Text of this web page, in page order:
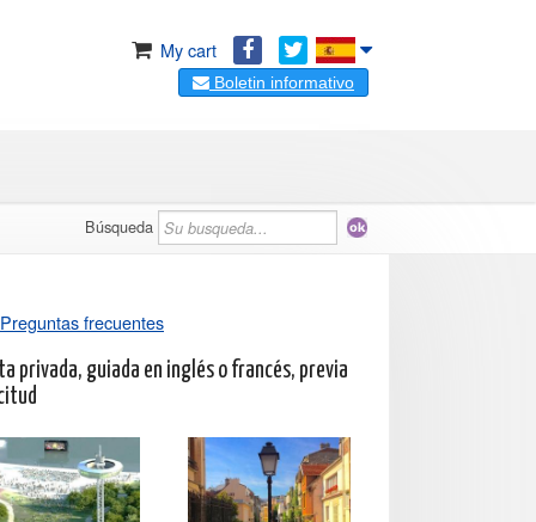
My cart
Boletin informativo
Búsqueda
Preguntas frecuentes
privada, guiada en inglés o francés, previa